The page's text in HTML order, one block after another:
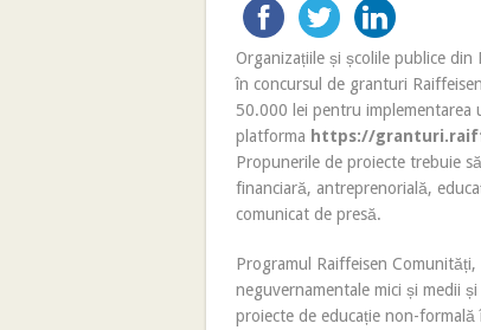
Organizațiile și școlile publice
în concursul de granturi
50.000 lei pentru implementarea
platforma https://
Propunerile de proiecte trebuie
financiară, antreprenorială,
comunicat de presă.
Programul Raiffeisen
neguvernamentale mici și medii
proiecte de educație non-